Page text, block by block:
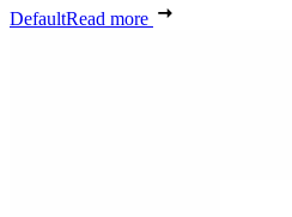
DefaultRead more